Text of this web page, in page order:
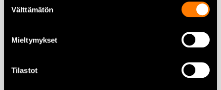
valinta
Välttämätön
Mieltymykset
Tilastot
18V (runko)
Makita DJR189Z Puukkosaha
219,00€